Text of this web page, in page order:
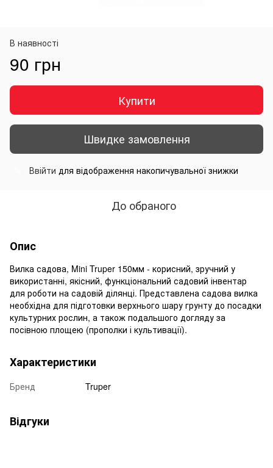
В наявності
90 грн
Купити
Швидке замовлення
Ввійти для відображення накопичувальної знижки
До обраного
Опис
Вилка садова, Mini Truper 150мм - корисний, зручний у
використанні, якісний, функціональний садовий інвентар
для роботи на садовій ділянці. Представлена ​​садова вилка
необхідна для підготовки верхнього шару грунту до посадки
культурних рослин, а також подальшого догляду за
посівною площею (прополки і культивації).
Характеристики
Бренд Truper
Відгуки